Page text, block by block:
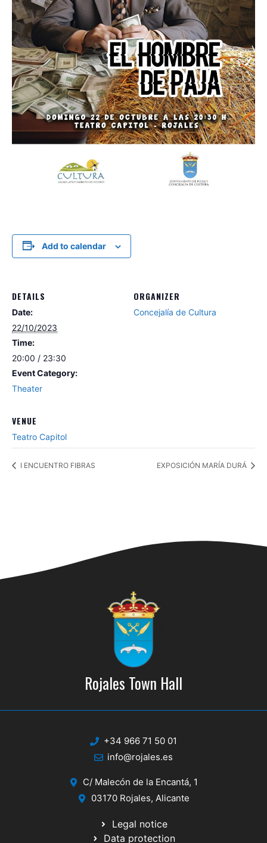
Add to calendar
DETAILS
Date:
22/10/2023
Time:
20:00 / 23:30
Event Category:
Theater
ORGANIZER
Concejalía de Cultura
VENUE
Teatro Capitol
I ENCUENTRO FIBRAS EXPOSICIÓN MARÍA DURÁ
Rojales Town Hall
+34 966 71 50 01
info@rojales.es
C/ Malecón de la Encantá, 1
03170 Rojales, Alicante
Legal notice
Data protection